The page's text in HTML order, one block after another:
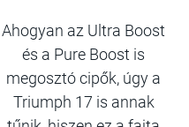
Ahogyan az Ultra Boost
és a Pure Boost is
megosztó cipők, úgy a
Triumph 17 is annak